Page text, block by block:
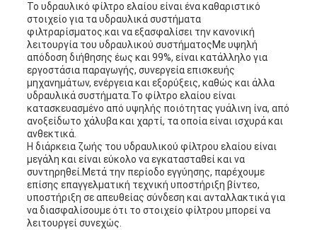
Το υδραυλικό φίλτρο ελαίου είναι ένα καθαριστικό
στοιχείο για τα υδραυλικά συστήματα
φιλτραρίσματος.και να εξασφαλίσει την κανονική
λειτουργία του υδραυλικού συστήματοςΜε υψηλή
απόδοση διήθησης έως και 99%, είναι κατάλληλο για
εργοστάσια παραγωγής, συνεργεία επισκευής
μηχανημάτων, ενέργεια και εξορύξεις, καθώς και άλλα
υδραυλικά συστήματα.Το φίλτρο ελαίου είναι
κατασκευασμένο από υψηλής ποιότητας γυάλινη ίνα, από
ανοξείδωτο χάλυβα και χαρτί, τα οποία είναι ισχυρά και
ανθεκτικά.
Η διάρκεια ζωής του υδραυλικού φίλτρου ελαίου είναι
μεγάλη και είναι εύκολο να εγκατασταθεί και να
συντηρηθεί.Μετά την περίοδο εγγύησης, παρέχουμε
επίσης επαγγελματική τεχνική υποστήριξη βίντεο,
υποστήριξη σε απευθείας σύνδεση και ανταλλακτικά για
να διασφαλίσουμε ότι το στοιχείο φίλτρου μπορεί να
λειτουργεί συνεχώς.